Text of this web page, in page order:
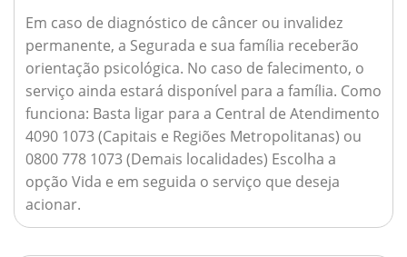
Em caso de diagnóstico de câncer ou invalidez
permanente, a Segurada e sua família receberão
orientação psicológica. No caso de falecimento, o
serviço ainda estará disponível para a família. Como
funciona: Basta ligar para a Central de Atendimento
4090 1073 (Capitais e Regiões Metropolitanas) ou
0800 778 1073 (Demais localidades) Escolha a
opção Vida e em seguida o serviço que deseja
acionar.